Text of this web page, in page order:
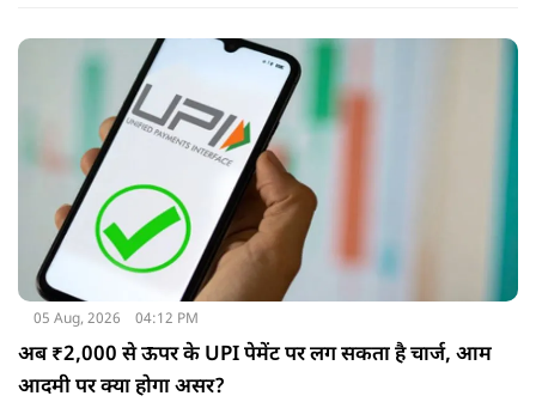
05 Aug, 2026 04:12 PM
अब ₹2,000 से ऊपर के UPI पेमेंट पर लग सकता है चार्ज, आम
आदमी पर क्या होगा असर?